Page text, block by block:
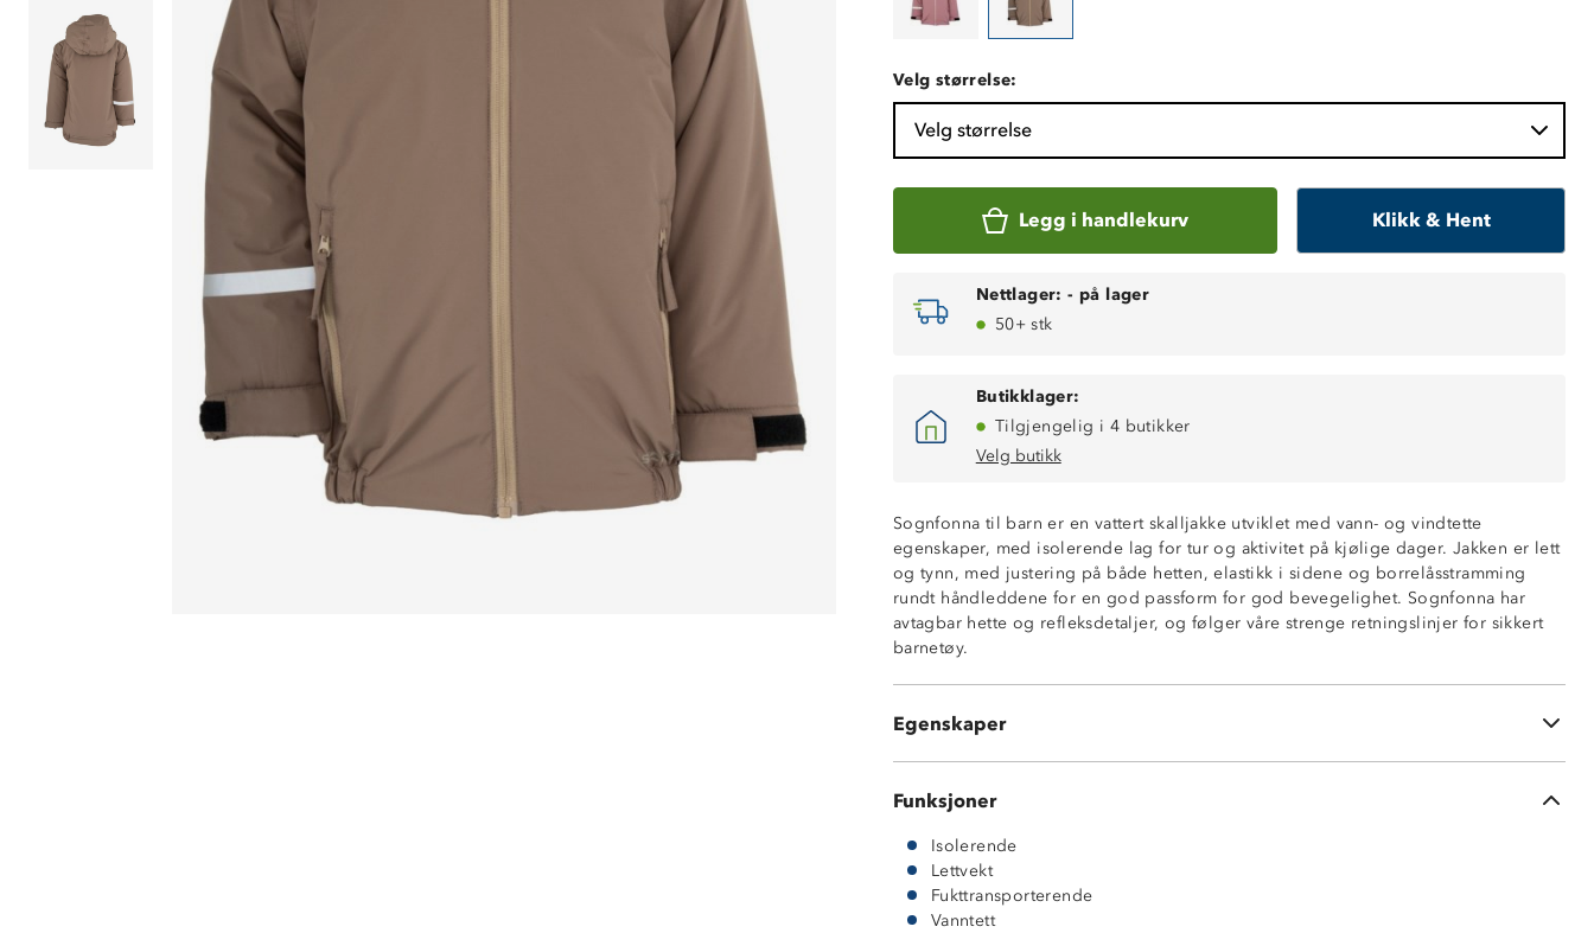
Velg størrelse:
Velg størrelse
Legg i handlekurv Klikk & Hent
Nettlager: - på lager
50+ stk
Butikklager:
Tilgjengelig i 4 butikker
Velg butikk
Sognfonna til barn er en vattert skalljakke utviklet med vann- og vindtette
egenskaper, med isolerende lag for tur og aktivitet på kjølige dager. Jakken er lett
og tynn, med justering på både hetten, elastikk i sidene og borrelåsstramming
rundt håndleddene for en god passform for god bevegelighet. Sognfonna har
avtagbar hette og refleksdetaljer, og følger våre strenge retningslinjer for sikkert
barnetøy.
Egenskaper
Isolerende vattering
Fukttransporterende (5 000 g/m2/24t)
Vindtett
Lettvekt
Avtagbar hette med justering rundt ansikt
Hakebeskytter på glidelås
Refleks
Funksjoner
Isolerende
Lettvekt
Fukttransporterende
Vanntett